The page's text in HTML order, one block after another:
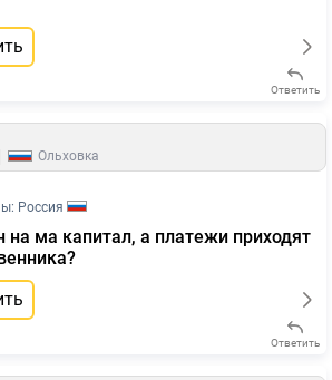
Ответить
Ольховка
Россия
ма капитал, а платежи приходят
Ответить